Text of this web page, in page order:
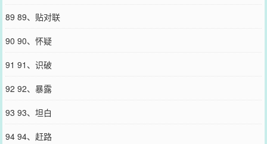
89 89、贴对联
90 90、怀疑
91 91、识破
92 92、暴露
93 93、坦白
94 94、赶路